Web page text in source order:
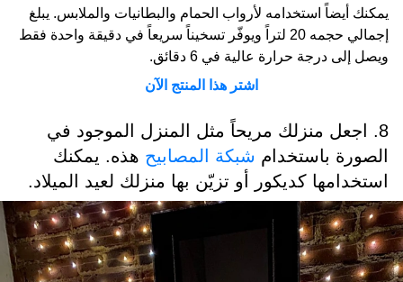
يمكنك أيضاً استخدامه لأرواب الحمام والبطانيات والملابس. يبلغ
إجمالي حجمه 20 لتراً ويوفّر تسخيناً سريعاً في دقيقة واحدة فقط
ويصل إلى درجة حرارة عالية في 6 دقائق.
اشتر هذا المنتج الآن
8. اجعل منزلك مريحاً مثل المنزل الموجود في
الصورة باستخدام شبكة المصابيح هذه. يمكنك
استخدامها كديكور أو تزيّن بها منزلك لعيد الميلاد.